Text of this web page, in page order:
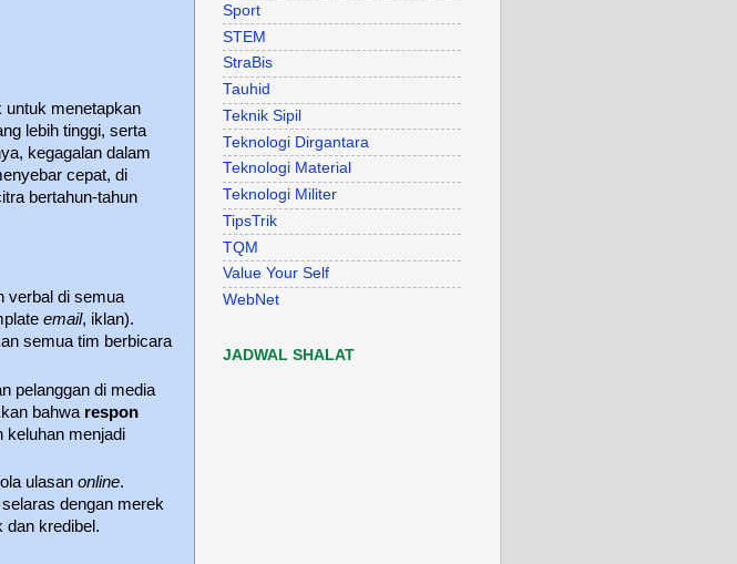
untuk menetapkan
lebih tinggi, serta
kegagalan dalam
cepat, di
bertahun-tahun
verbal di semua
email, iklan).
semua tim berbicara
pelanggan di media
bahwa respon
keluhan menjadi
ulasan online.
dengan merek
dan kredibel.
Sport
STEM
StraBis
Tauhid
Teknik Sipil
Teknologi Dirgantara
Teknologi Material
Teknologi Militer
TipsTrik
TQM
Value Your Self
WebNet
JADWAL SHALAT